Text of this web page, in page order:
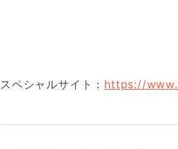
スペシャルサイト： https://